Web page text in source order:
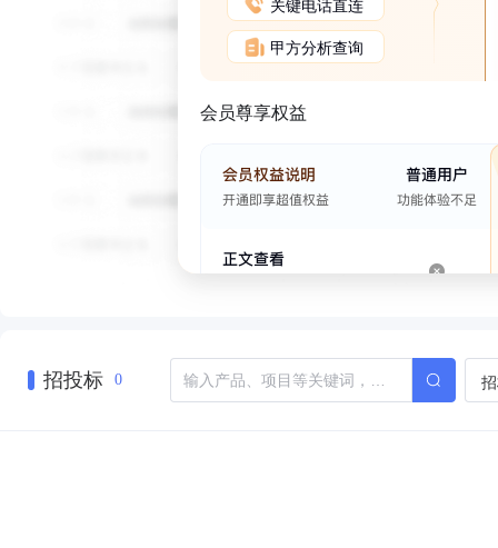
甲方分析查询
会员尊享权益
招投标 0